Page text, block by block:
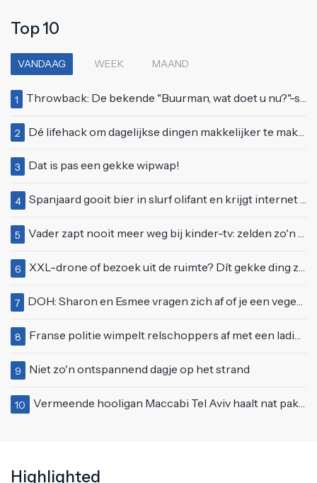
Top 10
VANDAAG WEEK MAAND
1 Throwback: De bekende "Buurman, wat doet u nu?"-scène uit Flodder met Tatjana Šimić
2 Dé lifehack om dagelijkse dingen makkelijker te maken
3 Dat is pas een gekke wipwap!
4 Spanjaard gooit bier in slurf olifant en krijgt internet over zich heen
5 Vader zapt nooit meer weg bij kinder-tv: zelden zo'n 'beweeglijke' kikker gezien
6 XXL-drone of bezoek uit de ruimte? Dít gekke ding zweeft boven Nederland
7 DOH: Sharon en Esmee vragen zich af of je een vegetariër bent als je kip eet
8 Franse politie wimpelt relschoppers af met een lading peperige eau de cologne
9 Niet zo'n ontspannend dagje op het strand
10 Vermeende hooligan Maccabi Tel Aviv haalt nat pak in Amsterdamse gracht
Highlighted